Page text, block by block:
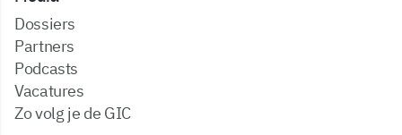
dossiers
partners
podcasts
vacatures
zo volg je de GIC